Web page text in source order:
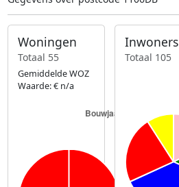
Woningen
Totaal 55
Gemiddelde WOZ
Waarde: € n/a
Inwoners
Totaal 105